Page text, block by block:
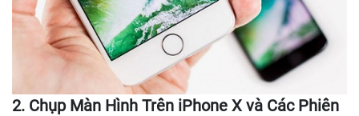
2. Chụp Màn Hình Trên iPhone X và Các Phiên